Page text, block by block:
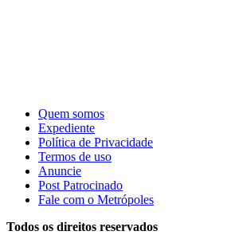
Quem somos
Expediente
Política de Privacidade
Termos de uso
Anuncie
Post Patrocinado
Fale com o Metrópoles
Todos os direitos reservados